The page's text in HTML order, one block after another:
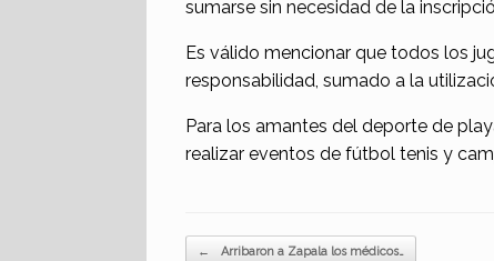
sumarse sin necesidad de la
Es válido mencionar que todos los
responsabilidad, sumado a la
Para los amantes del deporte de
realizar eventos de fútbol tenis y
Navegador de artículos
← Arribaron a Zapala los médicos…